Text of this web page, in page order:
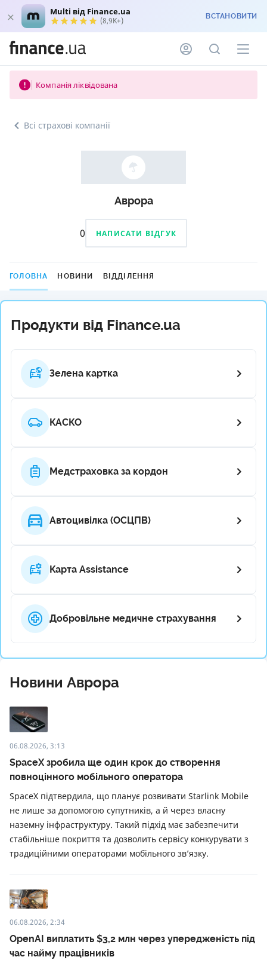
Multi від Finance.ua
(8,9K+) ВСТАНОВИТИ
Компанія ліквідована
Всі страхові компанії
Аврора
0 НАПИСАТИ ВІДГУК
ГОЛОВНА НОВИНИ ВІДДІЛЕННЯ
Продукти від Finance.ua
Зелена картка
КАСКО
Медстраховка за кордон
Автоцивілка (ОСЦПВ)
Карта Assistance
Добровільне медичне страхування
Новини Аврора
06.08.2026, 3:13
SpaceX зробила ще один крок до створення
повноцінного мобільного оператора
SpaceX підтвердила, що планує розвивати Starlink Mobile
не лише за допомогою супутників, а й через власну
наземну інфраструктуру. Такий підхід має забезпечити
стабільніше покриття та дозволить сервісу конкурувати з
традиційними операторами мобільного зв’язку.
06.08.2026, 2:34
OpenAI виплатить $3,2 млн через упередженість під
час найму працівників